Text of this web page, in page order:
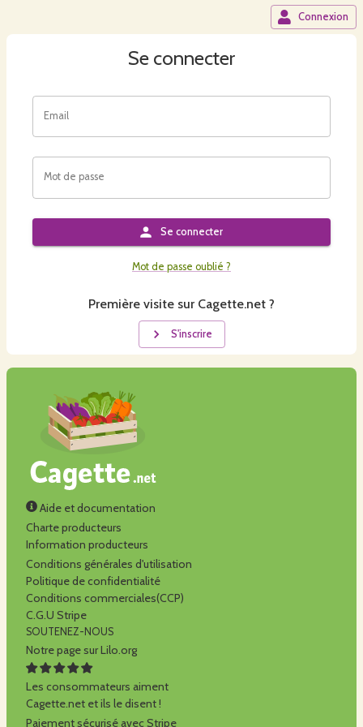
Connexion
Se connecter
Email
Mot de passe
Se connecter
Mot de passe oublié ?
Première visite sur Cagette.net ?
S'inscrire
Aide et documentation
Charte producteurs
Information producteurs
Conditions générales d'utilisation
Politique de confidentialité
Conditions commerciales(CCP)
C.G.U Stripe
SOUTENEZ-NOUS
Notre page sur Lilo.org
Les consommateurs aiment
Cagette.net et ils le disent !
Paiement sécurisé avec Stripe